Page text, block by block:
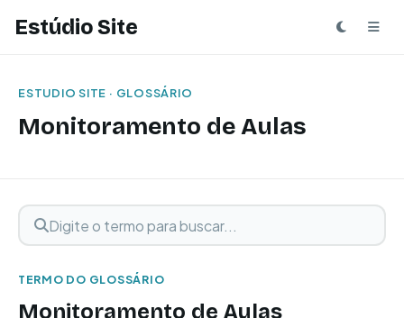
Estúdio Site
ESTUDIO SITE · GLOSSÁRIO
Monitoramento de Aulas
Buscar termo
Digite o termo para buscar
TERMO DO GLOSSÁRIO
Monitoramento de Aulas